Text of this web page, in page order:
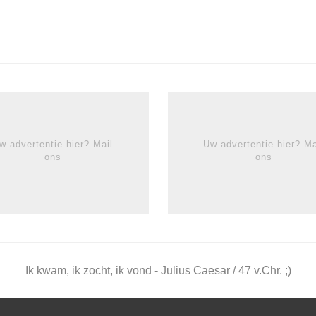
advertentie hier? Mail
ons
Uw advertentie hier?
ons
Ik kwam, ik zocht, ik vond - Julius Caesar / 47 v.Chr. ;)